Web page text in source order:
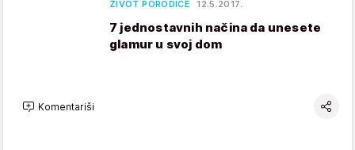
ŽIVOT PORODICE 12.5.2017.
7 jednostavnih načina da unesete
glamur u svoj dom
Komentariši